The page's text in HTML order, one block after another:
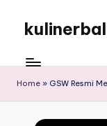
contentmemberikan
berita
tentang
Home » GSW Resmi